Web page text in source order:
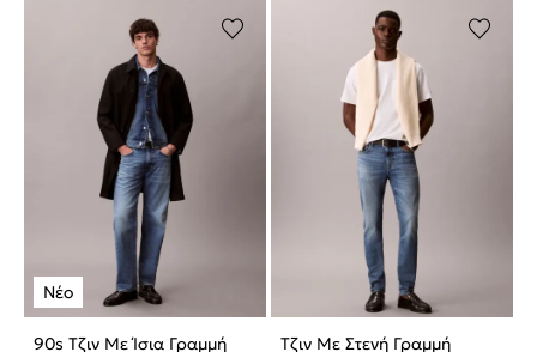
90s Τζιν Με Ίσια Γραμμή Τζιν Με Στενή Γραμμή